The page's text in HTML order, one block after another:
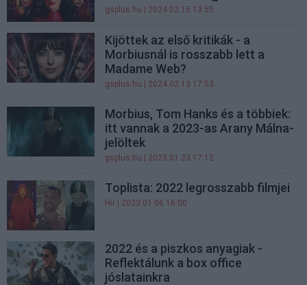
gsplus.hu | 2024.02.15 13:55
Kijöttek az első kritikák - a
Morbiusnál is rosszabb lett a
Madame Web?
gsplus.hu | 2024.02.13 17:53
Morbius, Tom Hanks és a többiek:
itt vannak a 2023-as Arany Málna-
jelöltek
gsplus.hu | 2023.01.23 17:12
Toplista: 2022 legrosszabb filmjei
Hír | 2023.01.06 16:00
2022 és a piszkos anyagiak -
Reflektálunk a box office
jóslatainkra